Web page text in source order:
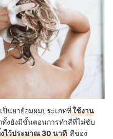
ป็นยาย้อมผมประเภทที่ใช้งาน
ทั้งยังมีขั้นตอนการทำสีที่ไม่ซับ
ไว้ประมาณ 30 นาที สีของ